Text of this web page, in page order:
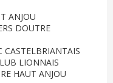
ANJOU
DOUTRE
CASTELBRIANTAIS
LIONNAIS
HAUT ANJOU